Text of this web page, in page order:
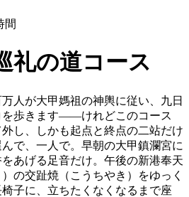
間
礼の道コース
人が大甲媽祖の神輿に従い、九日
を歩きます——けれどこのコース
し、しかも起点と終点の二站だけ
で、一人で。早朝の大甲鎮瀾宮に
あげる足音だけ。午後の新港奉天
の交趾焼（こうちやき）をゆっく
子に、立ちたくなくなるまで座